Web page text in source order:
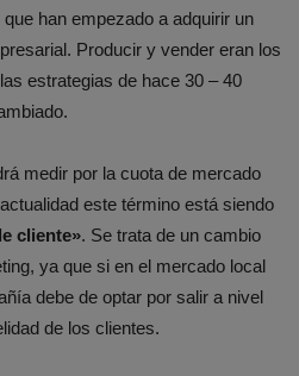
que han empezado a adquirir un
Producir y vender eran los
estrategias de hace 30 – 40
medir por la cuota de mercado
este término está siendo
cliente». Se trata de un cambio
ya que si en el mercado local
debe de optar por salir a nivel
de los clientes.